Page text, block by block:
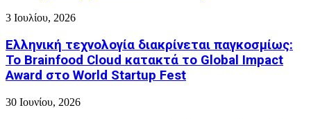
3 Ιουλίου, 2026
Ελληνική τεχνολογία διακρίνεται παγκοσμίως:
Το Brainfood Cloud κατακτά το Global Impact
Award στο World Startup Fest
30 Ιουνίου, 2026